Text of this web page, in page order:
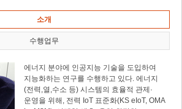
소개
수행업무
에너지 분야에 인공지능 기술을 도입하여
지능화하는 연구를 수행하고 있다. 에너지
(전력,열,수소 등) 시스템의 효율적 관제·
운영을 위해, 전력 IoT 표준화(KS eIoT, OMA